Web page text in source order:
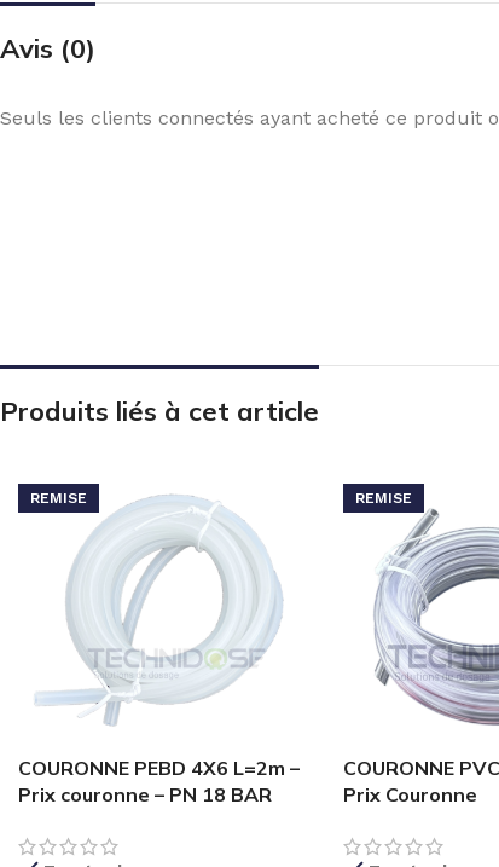
Avis (0)
Seuls les clients connectés ayant acheté ce produit
Produits liés à cet article
REMISE
COURONNE PEBD 4X6 L=2m –
Prix couronne – PN 18 BAR
REMISE
COURONNE
Prix Couronne